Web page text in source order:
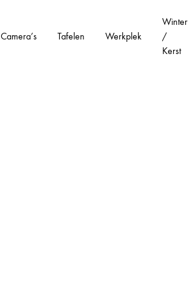
Camera’s Tafelen Werkplek
Winter
/
Kerst